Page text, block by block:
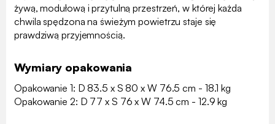
żywą, modułową i przytulną przestrzeń, w której każda
chwila spędzona na świeżym powietrzu staje się
prawdziwą przyjemnością.
Wymiary opakowania
Opakowanie 1: D 83.5 x S 80 x W 76.5 cm - 18.1 kg
Opakowanie 2: D 77 x S 76 x W 74.5 cm - 12.9 kg